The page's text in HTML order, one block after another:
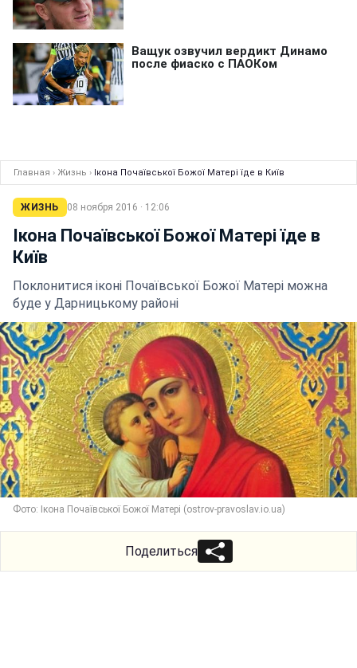
Главная › Жизнь › Ікона Почаївської Божої Матері їде в Київ
ЖИЗНЬ 08 ноября 2016 · 12:06
Ікона Почаївської Божої Матері їде в
Київ
Поклонитися іконі Почаївської Божої Матері можна
буде у Дарницькому районі
Фото: Ікона Почаївської Божої Матері (ostrov-pravoslav.io.ua)
Поделиться